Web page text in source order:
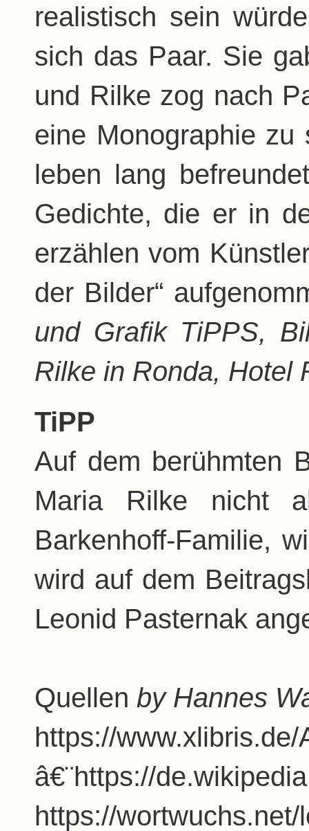
realistisch sein
sich das Paar. Sie
und Rilke zog nach
eine Monographie
leben lang
Gedichte, die er in
erzählen vom
der Bilder“
und Grafik TiPPS,
Rilke in Ronda, Hotel
TiPP
Auf dem berühmten
Maria Rilke nicht
Barkenhoff-Familie,
wird auf dem
Leonid Pasternak
Quellen by Hannes
https://
â€¨https://
https://